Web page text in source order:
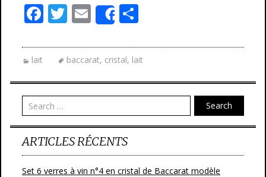
F
e
o
o
k
T
itt
er
E
m
ai
l
Share
ta
g
er
lait baccarat, cristal, lait
Search
ARTICLES RÉCENTS
Set 6 verres à vin n°4 en cristal de Baccarat modèle